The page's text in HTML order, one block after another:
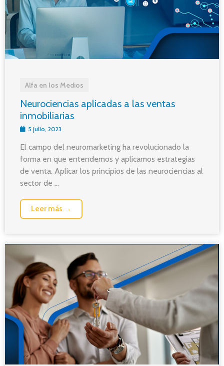
Alfa en los Medios
Neurociencias aplicadas a las ventas
inmobiliarias
5 julio, 2023
El campo del neuromarketing ha revolucionado la
forma en que entendemos y aplicamos estrategias
de venta. Aplicar los principios de las neurociencias al
sector de ...
Leer más →